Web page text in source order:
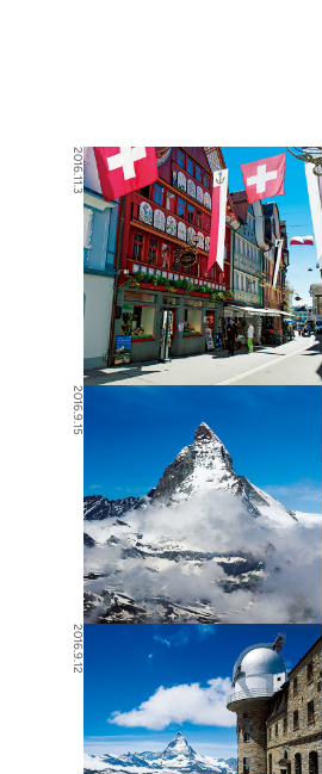
2016.11.3
2016.9.15
2016.9.12